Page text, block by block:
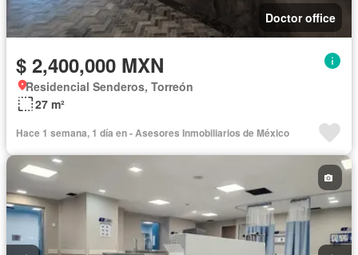
Doctor office
$ 2,400,000 MXN
Residencial Senderos, Torreón
27 m²
Hace 1 semana, 1 día en - Asesores Inmobiliarios de México